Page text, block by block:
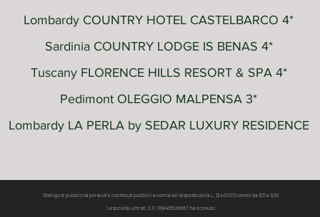
Lombardy COUNTRY HOTEL CASTELBARCO 4*
Sardinia COUNTRY LODGE IS BENAS 4*
Tuscany FLORENCE HILLS RESORT & SPA 4*
Pedimont OLEGGIO MALPENSA 3*
Lombardy LA PERLA by SEDAR LUXURY RESIDENCE
Obbligo di pubblicità per aiuti e contributi pubblici a norma del disposto della L. 124/2017 (commi da 125 a 129)
La società Lehr srl, C.F. 09845500967, ha ricevuto: